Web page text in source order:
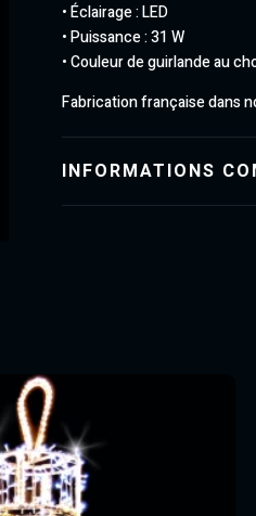
INFORMATIONS
• Éclairage : LED
• Puissance : 31 W
• Couleur de guirlande au
Fabrication française dans